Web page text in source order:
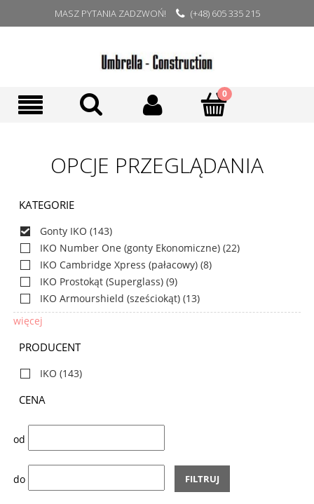
MASZ PYTANIA ZADZWOŃ! (+48) 605 335 215
OPCJE PRZEGLĄDANIA
KATEGORIE
Gonty IKO (143)
IKO Number One (gonty Ekonomiczne) (22)
IKO Cambridge Xpress (pałacowy) (8)
IKO Prostokąt (Superglass) (9)
IKO Armourshield (sześciokąt) (13)
więcej
PRODUCENT
IKO (143)
CENA
od
do FILTRUJ